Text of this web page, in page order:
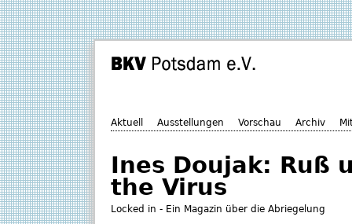
Aktuell Ausstellungen Vorschau Archiv
Ines Doujak: Ruß
the Virus
Locked in - Ein Magazin über die Abriegelung